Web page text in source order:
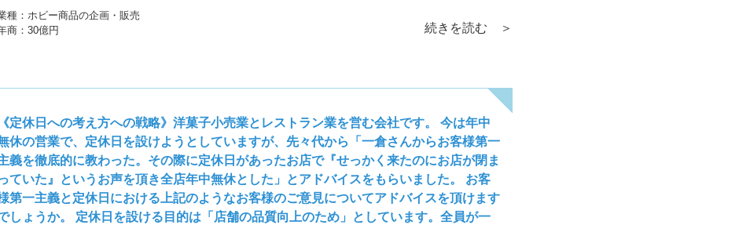
やって、ようやく収まるものです。ここは会社の損を考えずに誠心誠意対応してくださ
。 たとえば「遠くから来た」と言うのであれば、ガソリン代のかわりに現金ではなく商
種： ホビー商品の企画・販売
商： 30億円 続きを読む ＞
《定休日への考え方への戦略》洋菓子小売業とレストラン業を営む会社です。 今は年中
休の営業で、定休日を設けようとしていますが、先々代から「一倉さんからお客様第一
義を徹底的に教わった。その際に定休日があったお店で『せっかく来たのにお店が閉ま
ていた』というお声を頂き全店年中無休とした」とアドバイスをもらいました。 お客
第一主義と定休日における上記のようなお客様のご意見についてアドバイスを頂けます
しょうか。 定休日を設ける目的は「店舗の品質向上のため」としています。全員が一